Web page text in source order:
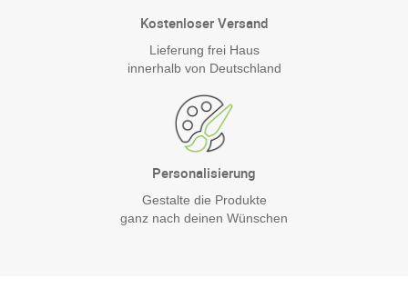
Kostenloser Versand
Lieferung frei Haus
innerhalb von Deutschland
Personalisierung
Gestalte die Produkte
ganz nach deinen Wünschen